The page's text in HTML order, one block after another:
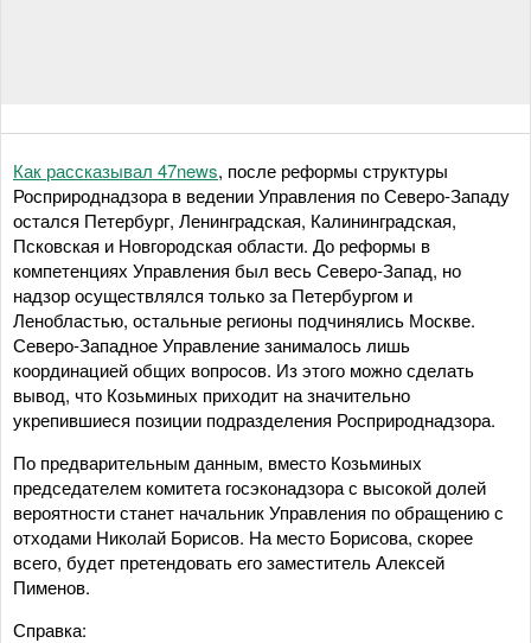
Как рассказывал 47news, после реформы структуры
Росприроднадзора в ведении Управления по Северо-Западу
остался Петербург, Ленинградская, Калининградская,
Псковская и Новгородская области. До реформы в
компетенциях Управления был весь Северо-Запад, но
надзор осуществлялся только за Петербургом и
Ленобластью, остальные регионы подчинялись Москве.
Северо-Западное Управление занималось лишь
координацией общих вопросов. Из этого можно сделать
вывод, что Козьминых приходит на значительно
укрепившиеся позиции подразделения Росприроднадзора.
По предварительным данным, вместо Козьминых
председателем комитета госэконадзора с высокой долей
вероятности станет начальник Управления по обращению с
отходами Николай Борисов. На место Борисова, скорее
всего, будет претендовать его заместитель Алексей
Пименов.
Справка: